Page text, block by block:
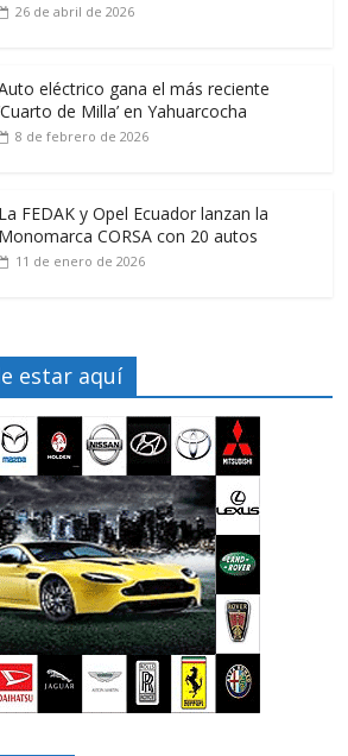
26 de abril de 2026
eléctrico gana el más reciente
de Milla’ en Yahuarcocha
8 de febrero de 2026
La FEDAK y Opel Ecuador lanzan la
Monomarca CORSA con 20 autos
11 de enero de 2026
estar aquí